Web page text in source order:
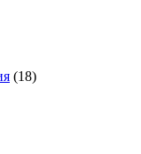
(18)